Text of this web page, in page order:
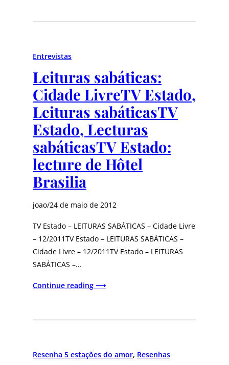
Entrevistas
Leituras sabáticas:
Cidade LivreTV Estado,
Leituras sabáticasTV
Estado, Lecturas
sabáticasTV Estado:
lecture de Hôtel
Brasilia
joao/24 de maio de 2012
TV Estado – LEITURAS SABÁTICAS – Cidade Livre
– 12/2011TV Estado – LEITURAS SABÁTICAS –
Cidade Livre – 12/2011TV Estado – LEITURAS
SABÁTICAS –…
Continue reading ⟶
Resenha 5 estações do amor, Resenhas